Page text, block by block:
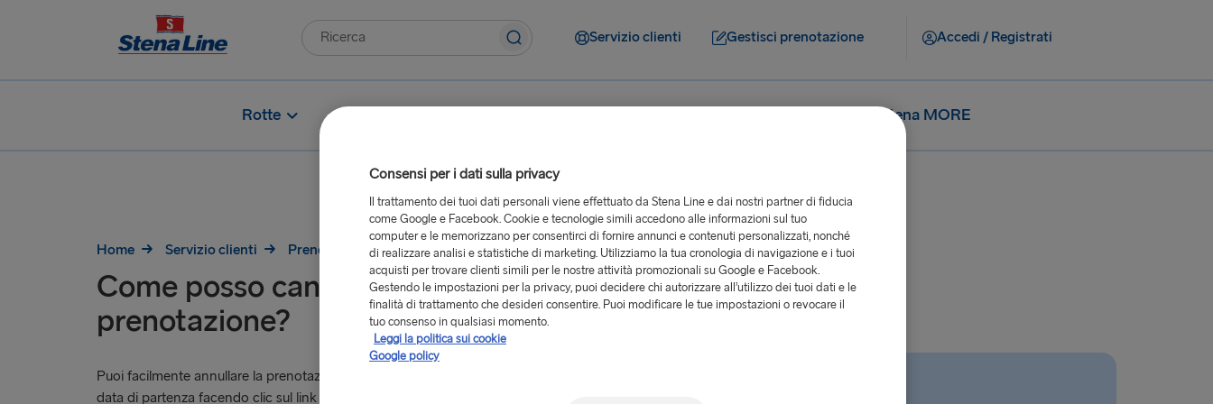
Servizio clienti Gestisci prenotazione Accedi / Registrati
Rotte Stena MORE
Home Servizio clienti Prenotazione Come posso cancellare una prenotazione?
Come posso cancellare una
prenotazione?
Puoi facilmente annullare la prenotazione online in qualsiasi momento prima della
data di partenza facendo clic sul link "
Consensi per i dati sulla privacy
Il trattamento dei tuoi dati personali viene effettuato da Stena Line e dai nostri partner di fiducia
come Google e Facebook. Cookie e tecnologie simili accedono alle informazioni sul tuo
computer e le memorizzano per consentirci di fornire annunci e contenuti personalizzati, nonché
di realizzare analisi e statistiche di marketing. Utilizziamo la tua cronologia di navigazione e i tuoi
acquisti per trovare clienti simili per le nostre attività promozionali su Google e Facebook.
Gestendo le impostazioni per la privacy, puoi decidere chi autorizzare all’utilizzo dei tuoi dati e le
finalità di trattamento che desideri consentire. Puoi modificare le tue impostazioni o revocare il
tuo consenso in qualsiasi momento.
Leggi la politica sui cookie
Google policy